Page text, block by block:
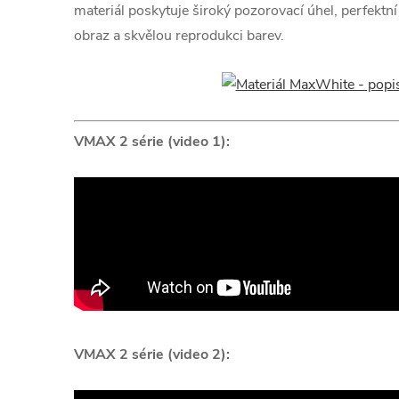
materiál poskytuje široký pozorovací úhel,
obraz a skvělou reprodukci barev.
VMAX 2 série (video 1):
VMAX 2 série (video 2):